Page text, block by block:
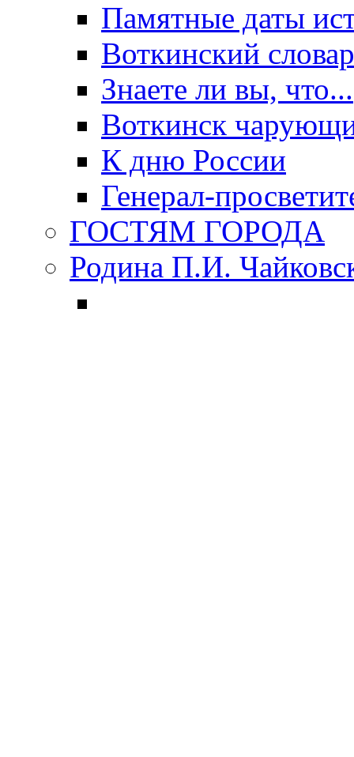
Памятные даты
Воткинский
Знаете ли вы, что...
Воткинск
К дню России
Генерал-
ГОСТЯМ ГОРОДА
Родина П.И.